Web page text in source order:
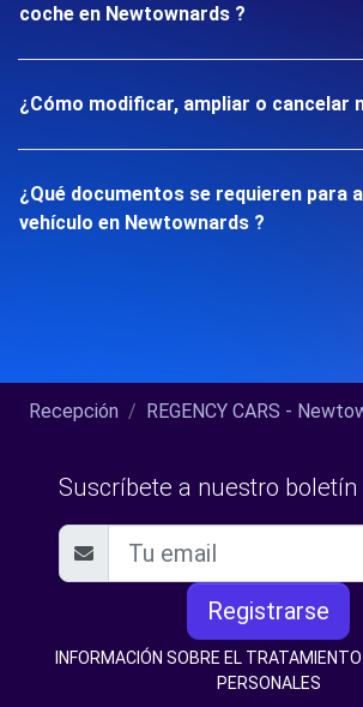
coche en Newtownards ?
¿Cómo modificar, ampliar o cancelar
¿Qué documentos se requieren para
vehículo en Newtownards ?
Recepción REGENCY CARS -
Suscríbete a nuestro boletín
Registrarse
INFORMACIÓN SOBRE EL
PERSONALES